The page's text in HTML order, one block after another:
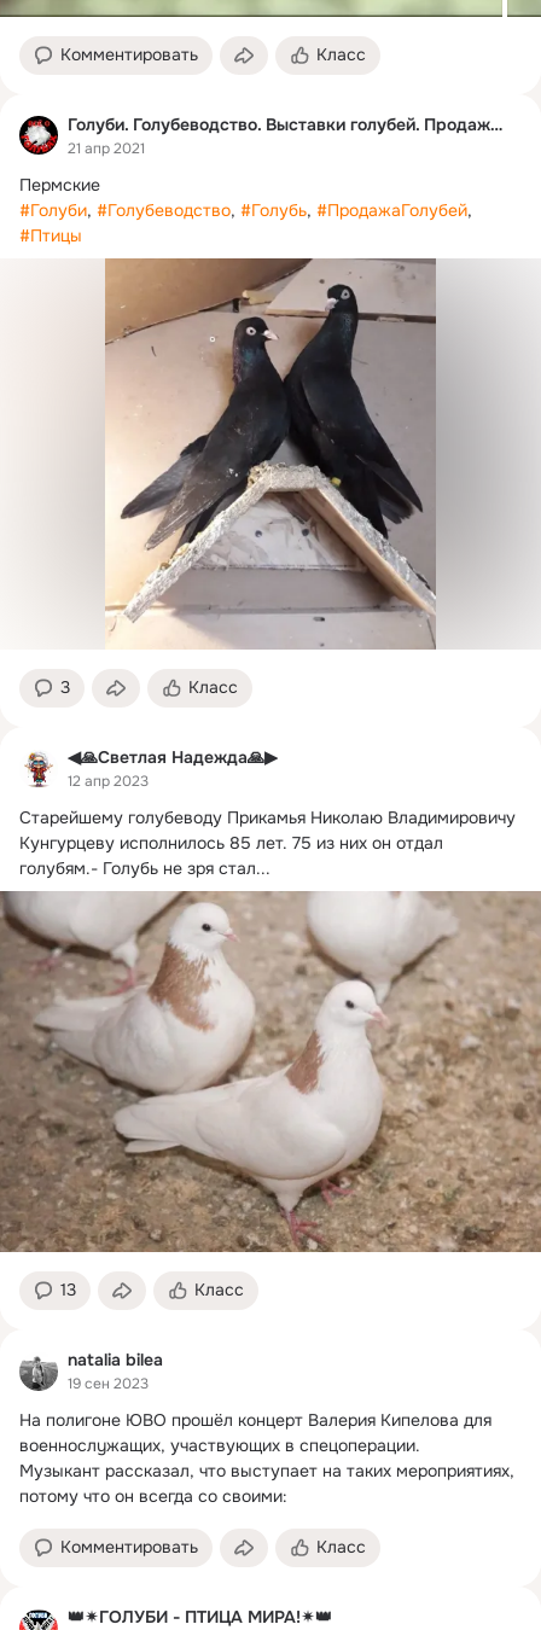
Комментировать Класс
Голуби. Голубеводство. Выставки голубей. Продажа.
21 апр 2021
#Голуби, #Голубеводство, #Голубь, #ПродажаГолубей
#Птицы
3 Класс
◀🙏Светлая Надежда🙏▶
12 апр 2023
Старейшему голубеводу Прикамья Николаю Владимировичу
Кунгурцеву исполнилось 85 лет. 75 из них он отдал
голубям.- Голубь не зря стал...
13 Класс
natalia bilea
19 сен 2023
На полигоне ЮВО прошёл концерт Валерия Кипелова для
военноcлyжащих, участвующих в спецопеpации.
Музыкант рассказал, что выступает на таких мероприятиях,
потому что он всегда со своими:
Комментировать Класс
👑✴ГОЛУБИ - ПТИЦА МИРА!✴👑